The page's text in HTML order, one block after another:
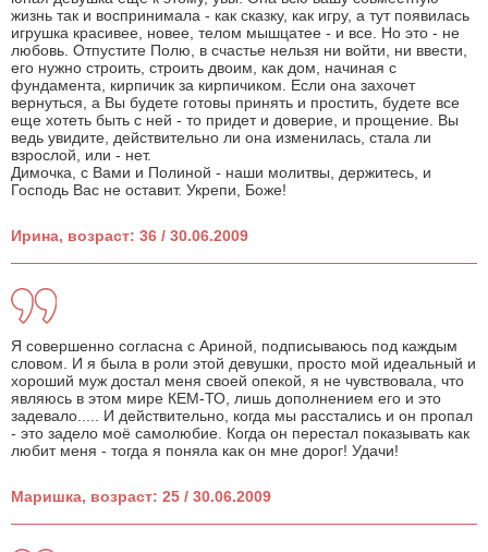
жизнь так и воспринимала - как сказку, как игру, а тут появилась
игрушка красивее, новее, телом мышцатее - и все. Но это - не
любовь. Отпустите Полю, в счастье нельзя ни войти, ни ввести,
его нужно строить, строить двоим, как дом, начиная с
фундамента, кирпичик за кирпичиком. Если она захочет
вернуться, а Вы будете готовы принять и простить, будете все
еще хотеть быть с ней - то придет и доверие, и прощение. Вы
ведь увидите, действительно ли она изменилась, стала ли
взрослой, или - нет.
Димочка, с Вами и Полиной - наши молитвы, держитесь, и
Господь Вас не оставит. Укрепи, Боже!
Ирина, возраст: 36 / 30.06.2009
Я совершенно согласна с Ариной, подписываюсь под каждым
словом. И я была в роли этой девушки, просто мой идеальный и
хороший муж достал меня своей опекой, я не чувствовала, что
являюсь в этом мире КЕМ-ТО, лишь дополнением его и это
задевало..... И действительно, когда мы расстались и он пропал
- это задело моё самолюбие. Когда он перестал показывать как
любит меня - тогда я поняла как он мне дорог! Удачи!
Маришка, возраст: 25 / 30.06.2009